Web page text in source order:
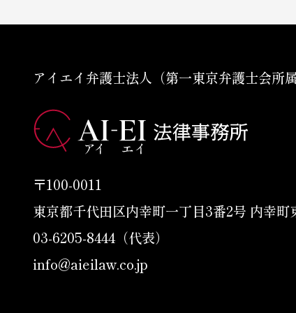
アイエイ弁護士法人（第一東京弁護士会所属
〒100-0011
東京都千代田区内幸町一丁目3番2号 内幸町
03-6205-8444（代表）
info@aieilaw.co.jp